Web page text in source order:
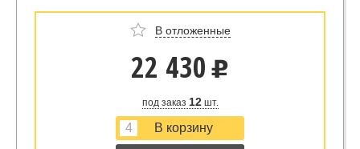
В отложенные
22 430 u
под заказ 12шт.